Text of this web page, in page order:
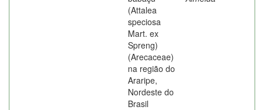
(Attalea
speciosa
Mart. ex
Spreng)
(Arecaceae)
na região do
Araripe,
Nordeste do
Brasil